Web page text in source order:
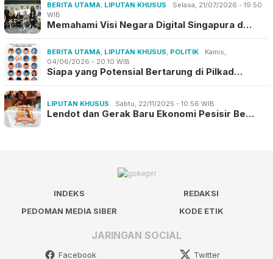
BERITA UTAMA, LIPUTAN KHUSUS
Selasa, 21/07/2026 - 19:50
WIB
Memahami Visi Negara Digital Singapura d…
BERITA UTAMA, LIPUTAN KHUSUS, POLITIK
Kamis,
04/06/2026 - 20:10 WIB
Siapa yang Potensial Bertarung di Pilkad…
LIPUTAN KHUSUS Sabtu, 22/11/2025 - 10:56 WIB
Lendot dan Gerak Baru Ekonomi Pesisir Be…
INDEKS
REDAKSI
PEDOMAN MEDIA SIBER
KODE ETIK
JARINGAN SOCIAL
Facebook Twitter